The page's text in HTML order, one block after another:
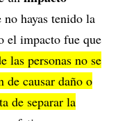
hayas tenido la
el impacto fue que
las personas no se
de causar daño o
de separar la